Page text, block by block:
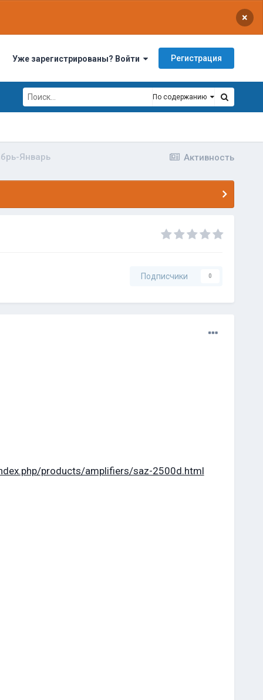
×
Уже зарегистрированы? Войти Регистрация
По содержанию
Активность
Январь
Подписчики 0
products/amplifiers/saz-2500d.html